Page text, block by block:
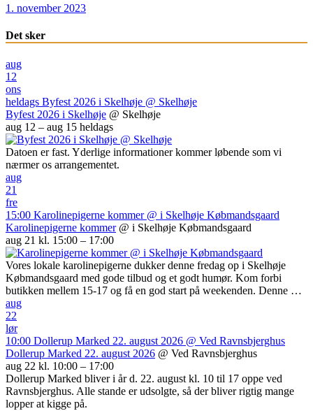
1. november 2023
Det sker
aug
12
ons
heldags Byfest 2026 i Skelhøje @ Skelhøje
Byfest 2026 i Skelhøje @ Skelhøje
aug 12 – aug 15 heldags
Datoen er fast. Yderlige informationer kommer løbende som vi
nærmer os arrangementet.
aug
21
fre
15:00 Karolinepigerne kommer @ i Skelhøje Købmandsgaard
Karolinepigerne kommer @ i Skelhøje Købmandsgaard
aug 21 kl. 15:00 – 17:00
Vores lokale karolinepigerne dukker denne fredag op i Skelhøje
Købmandsgaard med gode tilbud og et godt humør. Kom forbi
butikken mellem 15-17 og få en god start på weekenden. Denne …
aug
22
lør
10:00 Dollerup Marked 22. august 2026 @ Ved Ravnsbjerghus
Dollerup Marked 22. august 2026 @ Ved Ravnsbjerghus
aug 22 kl. 10:00 – 17:00
Dollerup Marked bliver i år d. 22. august kl. 10 til 17 oppe ved
Ravnsbjerghus. Alle stande er udsolgte, så der bliver rigtig mange
lopper at kigge på.